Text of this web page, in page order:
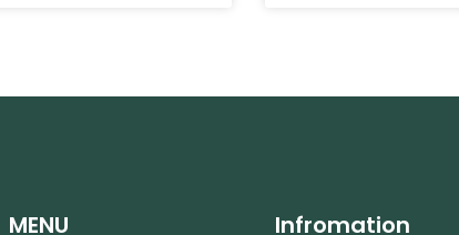
MENU Infromation